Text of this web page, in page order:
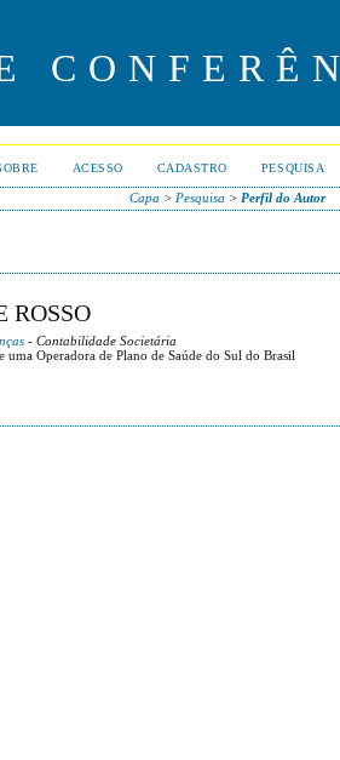
ACESSO CADASTRO PESQUISA
Capa > Pesquisa > Perfil do Autor
ROSSO
- Contabilidade Societária
Operadora de Plano de Saúde do Sul do Brasil